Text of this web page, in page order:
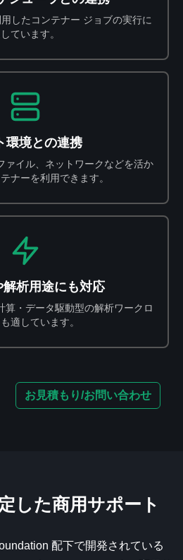
したコンテナー ジョブの実行に
ています。
環境との連携
ァイル、ネットワークなどを活か
ナーを利用できます。
析用途にも対応
算・データ駆動型の解析ワークロ
適しています。
お見積もり/お問い合わせ
した商用サポート
配下で開発されている